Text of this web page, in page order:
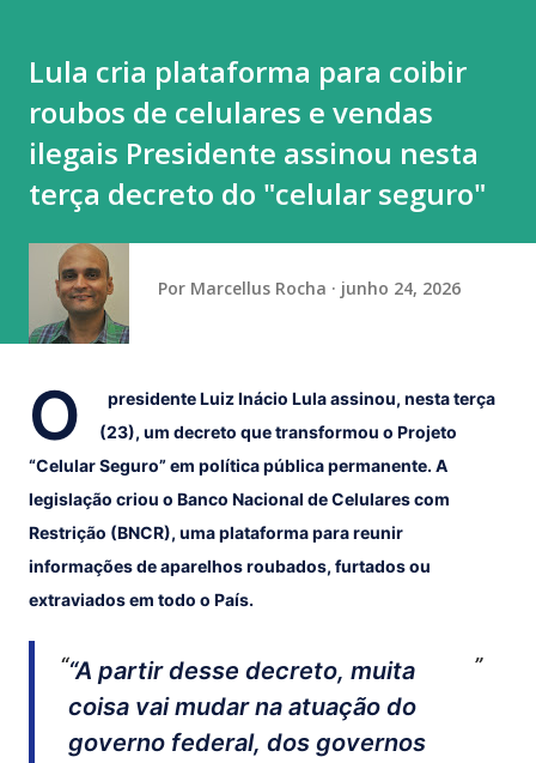
A recomendação foi expedida após inspeção constatar
deficiência de pessoal, falta de transporte para as
atividades da unidade e problemas nas instalações. A
iniciativa busca garantir a execução adequada das medidas
socioeducativas de Prestação de Serviços à Comunidade
(PSC) e Liberdade Assistida (LA), previstas para
adolescentes autores de atos infracionais. No documento, o
MP destac...
Lula cria plataforma para coibir
roubos de celulares e vendas
ilegais Presidente assinou nesta
terça decreto do "celular seguro"
Por Marcellus Rocha junho 24, 2026
O
presidente Luiz Inácio Lula assinou, nesta terça
(23), um decreto que transformou o Projeto
“Celular Seguro” em política pública permanente. A
legislação criou o Banco Nacional de Celulares com
Restrição (BNCR), uma plataforma para reunir
informações de aparelhos roubados, furtados ou
extraviados em todo o País.
“A partir desse decreto, muita
coisa vai mudar na atuação do
governo federal, dos governos